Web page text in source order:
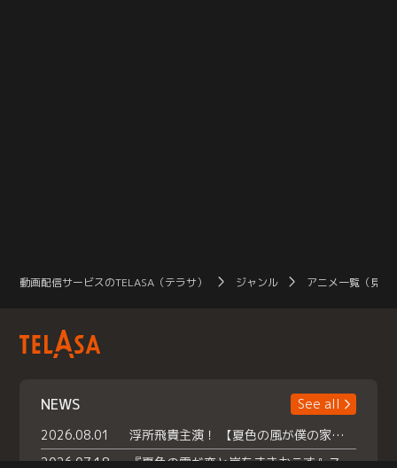
動画配信サービスのTELASA（テラサ） ジャンル アニメ一覧（見放
NEWS
See all
2026.08.01
浮所飛貴主演！ 【夏色の風が僕の家にやってきた】 本日よりテラサで独占配信スタート！
2026.07.18
『夏色の雲が恋と嵐をまきおこす』スペシャルメイキング 【Part1】2026年７月18日（土）23時30分～配信スタート！話題のシーンの裏側を大公開！豪華キャスト大集合！ 『武宮家 真夏の家族会議』開催！